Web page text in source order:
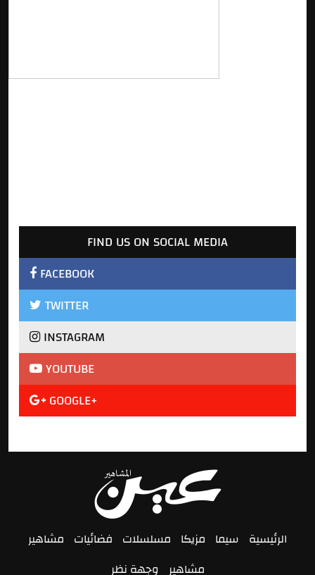
FIND US ON SOCIAL MEDIA
FACEBOOK
TWITTER
INSTAGRAM
YOUTUBE
GOOGLE+
الرئيسية سيما مزيكا مسلسلات فضائيات مشاهير
مشاهير وجهة نظر